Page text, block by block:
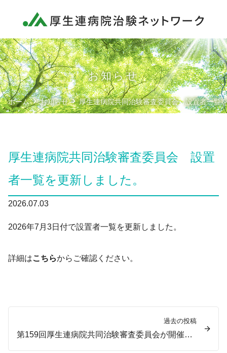
ネットワーク概要
厚生連病院の方へ
治験依頼者様へ
患者様へ
共同治験審査委員会
お問い合わせ
お知らせ
ホーム お知らせ 厚生連病院共同治験審査委員会 設置者一覧
厚生連病院共同治験審査委員会 設置
者一覧を更新しました。
2026.07.03
2026年7月3日付で設置者一覧を更新しました。
詳細はこちらからご確認ください。
過去の投稿
第159回厚生連病院共同治験審査委員会が開催されました。